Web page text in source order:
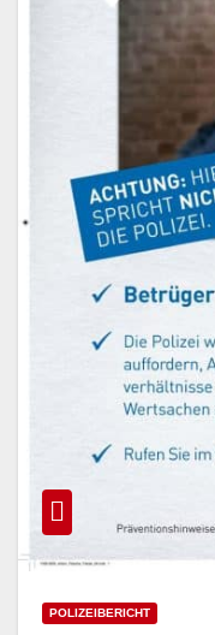
POLIZEIBERICHT